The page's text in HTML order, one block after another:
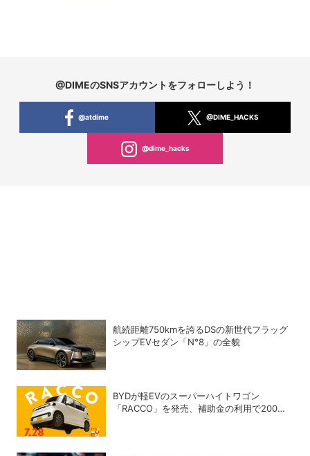
@DIMEのSNSアカウントをフォローしよう！
@atdime @DIME_HACKS
@dime_hacks
航続距離750kmを誇るDSの新世代フラッグ
シップEVセダン「N°8」の全貌
BYDが軽EVのスーパーハイトワゴン
「RACCO」を発売、補助金の利用で200万